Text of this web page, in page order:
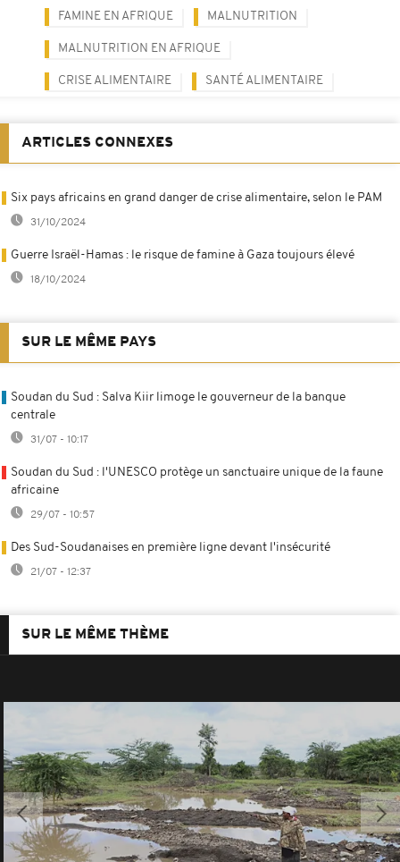
FAMINE EN AFRIQUE MALNUTRITION
MALNUTRITION EN AFRIQUE
CRISE ALIMENTAIRE SANTÉ ALIMENTAIRE
ARTICLES CONNEXES
Six pays africains en grand danger de crise alimentaire, selon le PAM
31/10/2024
Guerre Israël-Hamas : le risque de famine à Gaza toujours élevé
18/10/2024
SUR LE MÊME PAYS
Soudan du Sud : Salva Kiir limoge le gouverneur de la banque
centrale
31/07 - 10:17
Soudan du Sud : l'UNESCO protège un sanctuaire unique de la faune
africaine
29/07 - 10:57
Des Sud-Soudanaises en première ligne devant l'insécurité
21/07 - 12:37
SUR LE MÊME THÈME